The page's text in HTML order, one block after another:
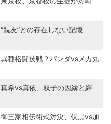
“親友”との存在しない記憶
異種格闘技戦？パンダvsメカ丸
真希vs真依、双子の因縁と絆
御三家相伝術式対決、伏黒vs加